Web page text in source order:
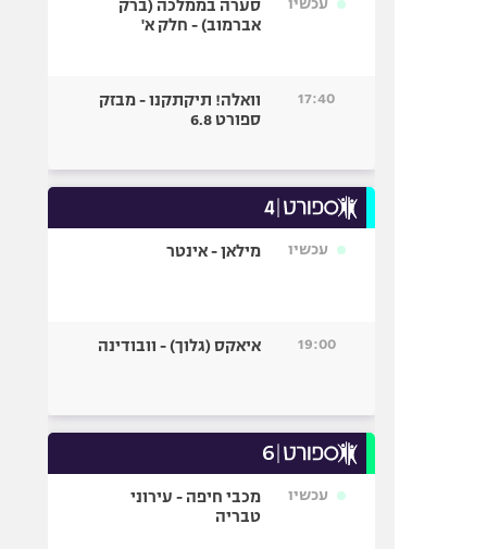
עכשיו
סערה בממלכה (ברק
אברמוב) - חלק א'
17:40
וואלה! תיקתקנו - מבזק
ספורט 6.8
עכשיו מילאן - אינטר
19:00 איאקס (גלוך) - וובודינה
עכשיו
מכבי חיפה - עירוני
טבריה